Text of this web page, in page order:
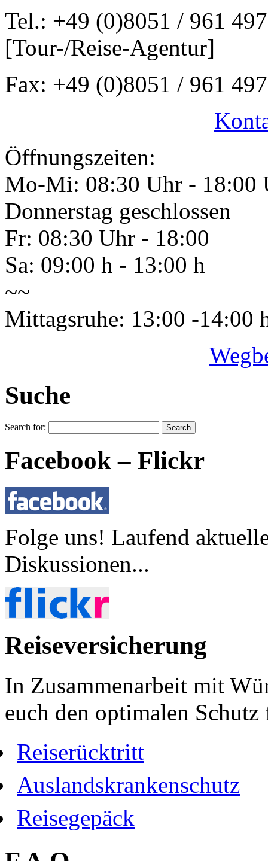
Tel.: +49 (0)8051 / 961
[Tour-/Reise-Agentur]
Fax: +49 (0)8051 / 961
Öffnungszeiten:
Mo-Mi: 08:30 Uhr - 18:00
Donnerstag geschlossen
Fr: 08:30 Uhr - 18:00
Sa: 09:00 h - 13:00 h
~~
Mittagsruhe: 13:00 -14:00
Suche
Search for:
Facebook – Flickr
Folge uns! Laufend
Diskussionen...
Reiseversicherung
In Zusammenarbeit mit
euch den optimalen
Reiserücktritt
Auslandskrankenschutz
Reisegepäck